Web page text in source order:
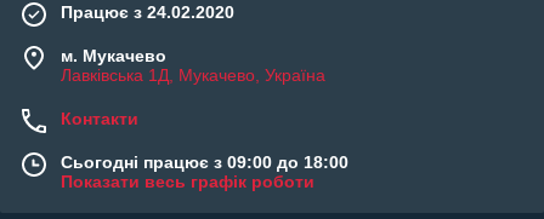
Працює з 24.02.2020
м. Мукачево
Лавківська 1Д, Мукачево, Україна
Контакти
Сьогодні працює з 09:00 до 18:00
Показати весь графік роботи